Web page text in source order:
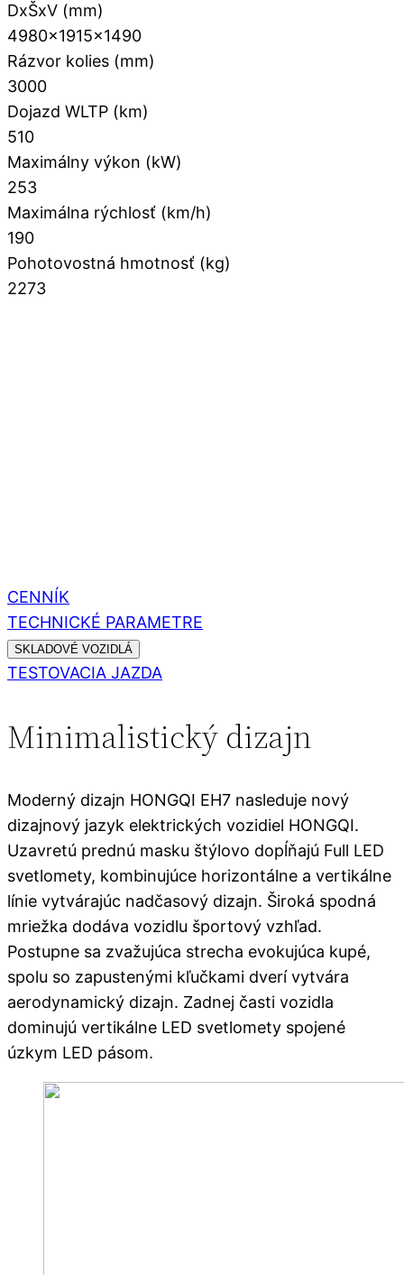
DxŠxV (mm)
4980×1915×1490
Rázvor kolies (mm)
3000
Dojazd WLTP (km)
510
Maximálny výkon (kW)
253
Maximálna rýchlosť (km/h)
190
Pohotovostná hmotnosť (kg)
2273
CENNÍK
TECHNICKÉ PARAMETRE
SKLADOVÉ VOZIDLÁ
TESTOVACIA JAZDA
Minimalistický dizajn
Moderný dizajn HONGQI EH7 nasleduje nový
dizajnový jazyk elektrických vozidiel HONGQI.
Uzavretú prednú masku štýlovo dopĺňajú Full LED
svetlomety, kombinujúce horizontálne a vertikálne
línie vytvárajúc nadčasový dizajn. Široká spodná
mriežka dodáva vozidlu športový vzhľad.
Postupne sa zvažujúca strecha evokujúca kupé,
spolu so zapustenými kľučkami dverí vytvára
aerodynamický dizajn. Zadnej časti vozidla
dominujú vertikálne LED svetlomety spojené
úzkym LED pásom.